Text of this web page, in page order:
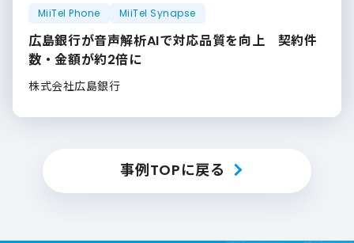
MiiTel Phone MiiTel Synapse
広島銀行が音声解析AIで対応品質を向上 契約件
数・金額が約2倍に
株式会社広島銀行
事例TOPに戻る